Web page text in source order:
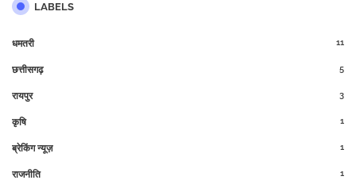
LABELS
धमतरी 11
छत्तीसगढ़ 5
रायपुर 3
कृषि 1
ब्रेकिंग न्यूज़ 1
राजनीति 1